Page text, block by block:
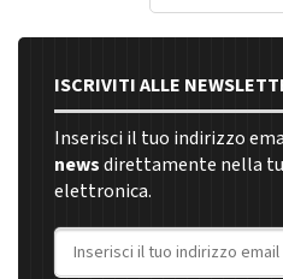
ISCRIVITI ALLE
Inserisci il tuo indirizzo
newsdirettamente nella
elettronica.
Indirizzo email